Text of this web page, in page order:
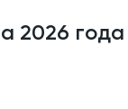
2026 года